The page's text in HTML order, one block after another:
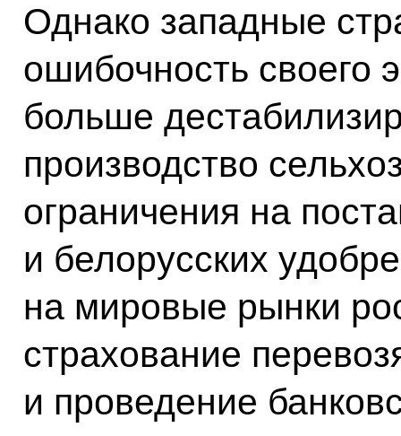
Однако западные
ошибочность своего
больше
производство
ограничения на
и белорусских
на мировые рынки
страхование
и проведение